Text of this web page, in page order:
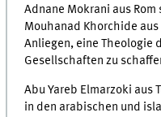
Adnane Mokrani aus
Mouhanad Khorchide
Anliegen, eine Theologie
Gesellschaften zu
Abu Yareb Elmarzoki aus
in den arabischen und